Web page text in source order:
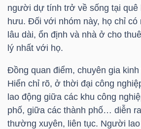
người dự tính trở về sống tại
hưu. Đối với nhóm này, họ chỉ có
lâu dài, ổn định và nhà ở cho
lý nhất với họ.
Đồng quan điểm, chuyên gia
Hiển chỉ rõ, ở thời đại công
lao động giữa các khu công
phố, giữa các thành phố… diễn
thường xuyên, liên tục. Người
(-)
VS-
SECTOR
NĂNG
LƯỢNG